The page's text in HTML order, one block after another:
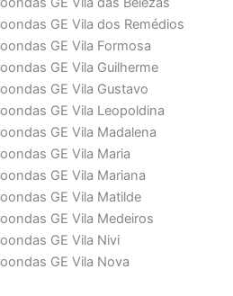
GE Vila dos Remédios
GE Vila Formosa
GE Vila Guilherme
GE Vila Gustavo
GE Vila Leopoldina
GE Vila Madalena
GE Vila Maria
GE Vila Mariana
GE Vila Matilde
GE Vila Medeiros
GE Vila Nivi
GE Vila Nova